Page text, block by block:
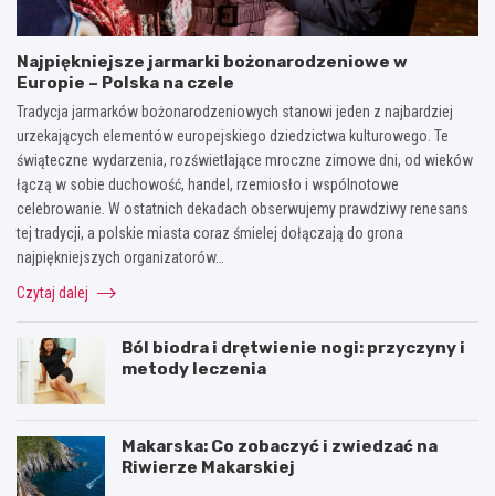
Najpiękniejsze jarmarki bożonarodzeniowe w
Europie – Polska na czele
Tradycja jarmarków bożonarodzeniowych stanowi jeden z najbardziej
urzekających elementów europejskiego dziedzictwa kulturowego. Te
świąteczne wydarzenia, rozświetlające mroczne zimowe dni, od wieków
łączą w sobie duchowość, handel, rzemiosło i wspólnotowe
celebrowanie. W ostatnich dekadach obserwujemy prawdziwy renesans
tej tradycji, a polskie miasta coraz śmielej dołączają do grona
najpiękniejszych organizatorów…
Czytaj dalej
Ból biodra i drętwienie nogi: przyczyny i
metody leczenia
Makarska: Co zobaczyć i zwiedzać na
Riwierze Makarskiej